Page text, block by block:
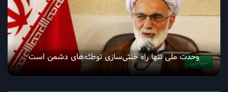
سیاسیوحدت ملی تنها راه خنثی‌سازی توطئه‌های دشمن است